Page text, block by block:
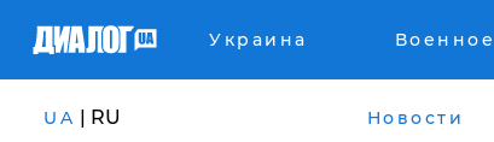
Украина
UA | RU Новости